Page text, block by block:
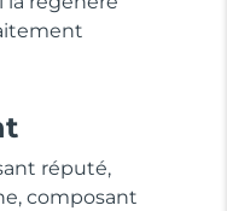
réputé,
composant